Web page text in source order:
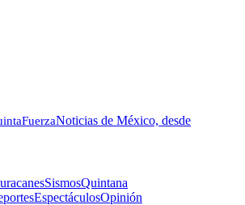
FuerzaNoticias de México, desde
SismosQuintana
EspectáculosOpinión